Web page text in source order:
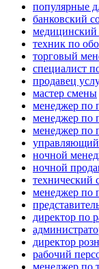
популярные
банковский
медицинский
техник по
торговый
специалист
продавец
мастер смены
менеджер по
менеджер по
менеджер по
управляющий
ночной
ночной
технический
менеджер по
директор по
директор
рабочий
менеджер по